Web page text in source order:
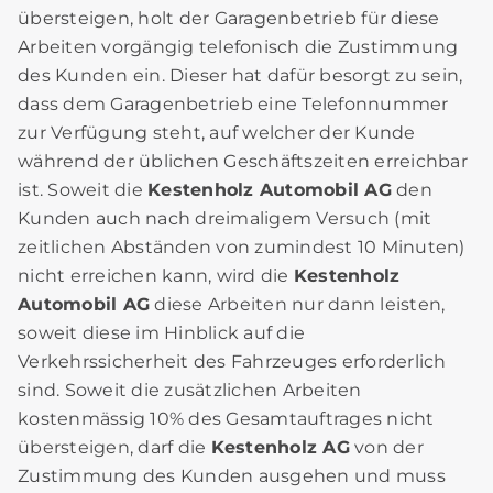
übersteigen, holt der Garagenbetrieb für diese
Arbeiten vorgängig telefonisch die Zustimmung
des Kunden ein. Dieser hat dafür besorgt zu sein,
dass dem Garagenbetrieb eine Telefonnummer
zur Verfügung steht, auf welcher der Kunde
während der üblichen Geschäftszeiten erreichbar
ist. Soweit die Kestenholz Automobil AGden
Kunden auch nach dreimaligem Versuch (mit
zeitlichen Abständen von zumindest 10 Minuten)
nicht erreichen kann, wird die Kestenholz
Automobil AG diese Arbeiten nur dann leisten,
soweit diese im Hinblick auf die
Verkehrssicherheit des Fahrzeuges erforderlich
sind. Soweit die zusätzlichen Arbeiten
kostenmässig 10% des Gesamtauftrages nicht
übersteigen, darf die Kestenholz AGvon der
Zustimmung des Kunden ausgehen und muss